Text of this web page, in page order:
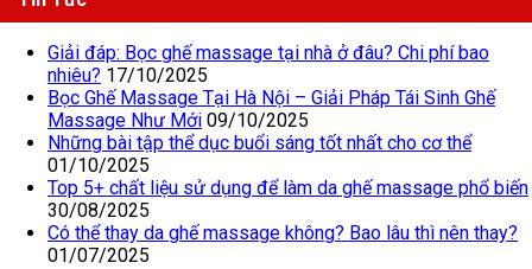
Giải đáp: Bọc ghế massage tại nhà ở đâu? Chi phí bao
nhiêu? 17/10/2025
Bọc Ghế Massage Tại Hà Nội – Giải Pháp Tái Sinh Ghế
Massage Như Mới 09/10/2025
Những bài tập thể dục buổi sáng tốt nhất cho cơ thể
01/10/2025
Top 5+ chất liệu sử dụng để làm da ghế massage phổ biến
30/08/2025
Có thể thay da ghế massage không? Bao lâu thì nên thay?
01/07/2025